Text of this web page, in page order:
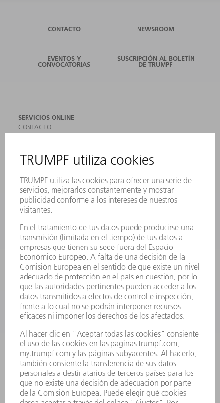
CONTACTO NEWSROOM
EVENTOS Y
CONVOCATORIAS
SUSCRIPCIÓN AL BOLETÍN
DE TRUMPF
SERVICIOS ONLINE
CONTACTO
REGISTRO PARA EL BOLETÍN INFORMATIVO
MYTRUMPF
FICHAS TÉCNICAS DE SEGURIDAD
PRODUCTOS
MÁQUINAS Y SISTEMAS
LÁSER
HERRAMIENTAS PORTÁTILES
FÁBRICA INTELIGENTE
SOFTWARE
SERVICIOS
APLICACIONES
SECTORES
EMPRESA
CARRERA PROFESIONAL
OFERTAS DE TRABAJO
PERFIL DE LA EMPRESA
INFORME ANUAL
PRINCIPIOS CORPORATIVOS
CUMPLIMIENTO
SISTEMA DE INFORMADORES
SEGURIDAD
COMUNICADOS DE PRENSA
REVISTAS